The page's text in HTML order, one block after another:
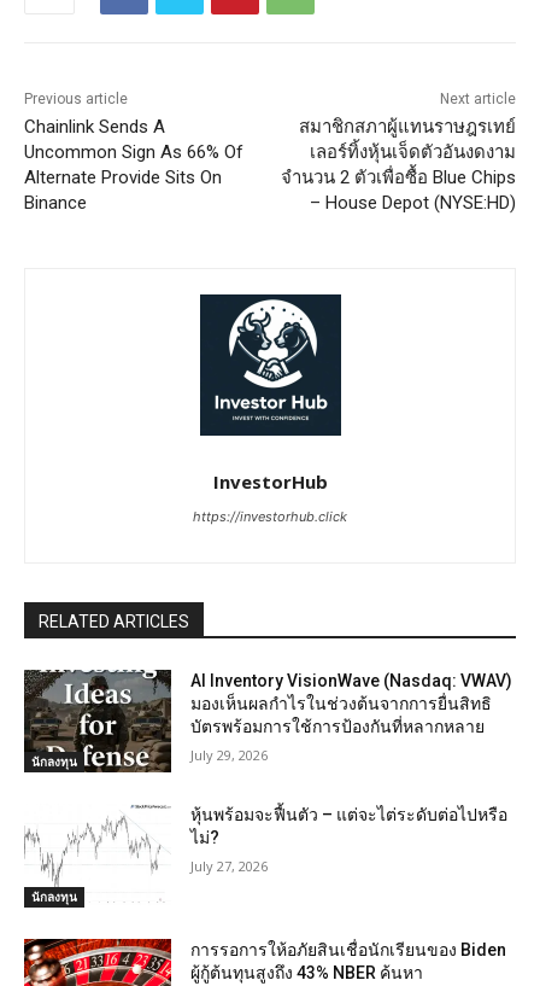
Previous article
Chainlink Sends A
Uncommon Sign As 66% Of
Alternate Provide Sits On
Binance
Next article
สมาชิกสภาผู้แทนราษฎรเทย์
เลอร์ทิ้งหุ้นเจ็ดตัวอันงดงาม
จำนวน 2 ตัวเพื่อซื้อ Blue Chips
– House Depot (NYSE:HD)
InvestorHub
https://investorhub.click
RELATED ARTICLES
นักลงทุน
AI Inventory VisionWave (Nasdaq: VWAV)
มองเห็นผลกำไรในช่วงต้นจากการยื่นสิทธิ
บัตรพร้อมการใช้การป้องกันที่หลากหลาย
July 29, 2026
นักลงทุน
หุ้นพร้อมจะฟื้นตัว – แต่จะไต่ระดับต่อไปหรือ
ไม่?
July 27, 2026
การรอการให้อภัยสินเชื่อนักเรียนของ Biden
ผู้กู้ต้นทุนสูงถึง 43% NBER ค้นหา